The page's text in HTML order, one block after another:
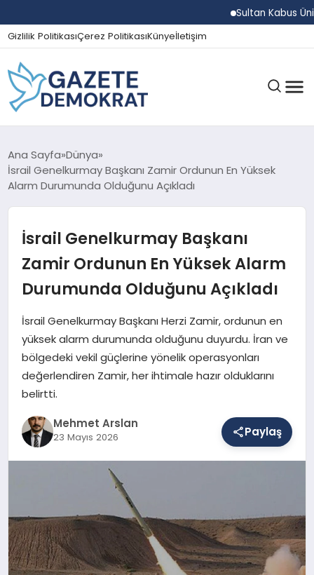
Sultan Kabus
Gizlilik PolitikasıÇerez PolitikasıKünyeİletişim
GÜNDEM
EKONOMI
SPOR
SAĞLIK
EĞITIM
DÜNYA
YAŞAM
Ana Sayfa Dünya
İsrail Genelkurmay Başkanı Zamir Ordunun En Yüksek
Alarm Durumunda Olduğunu Açıkladı
İsrail Genelkurmay Başkanı
Zamir Ordunun En Yüksek Alarm
Durumunda Olduğunu Açıkladı
İsrail Genelkurmay Başkanı Herzi Zamir, ordunun en
yüksek alarm durumunda olduğunu duyurdu. İran ve
bölgedeki vekil güçlerine yönelik operasyonları
değerlendiren Zamir, her ihtimale hazır olduklarını
belirtti.
Mehmet Arslan
23 Mayıs 2026 Paylaş